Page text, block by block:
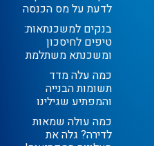
לדעת על מס הכנסה
בנקים למשכנתאות:
טיפים לחיסכון
ומשכנתא משתלמת
כמה עלה מדד
תשומות הבנייה
והמפתיע שגילינו
כמה עולה שמאות
לדירה? גלה את